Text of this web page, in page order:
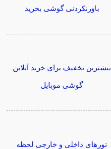
باورنکردنی گوشی بخرید
بیشترین تخفیف برای خرید آنلاین
گوشی موبایل
تورهای داخلی و خارجی لحظه